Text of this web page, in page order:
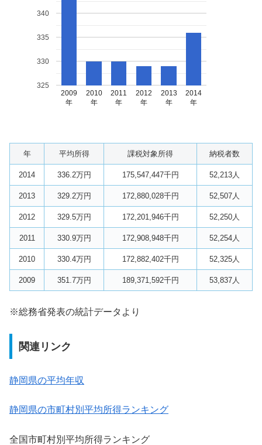
2009
年
2010
年
2011
年
2012
年
2013
年
2014
年
325
330
335
340
年 平均所得 課税対象所得 納税者数
2014 336.2万円 175,547,447千円 52,213人
2013 329.2万円 172,880,028千円 52,507人
2012 329.5万円 172,201,946千円 52,250人
2011 330.9万円 172,908,948千円 52,254人
2010 330.4万円 172,882,402千円 52,325人
2009 351.7万円 189,371,592千円 53,837人
※総務省発表の統計データより
関連リンク
静岡県の平均年収
静岡県の市町村別平均所得ランキング
全国市町村別平均所得ランキング